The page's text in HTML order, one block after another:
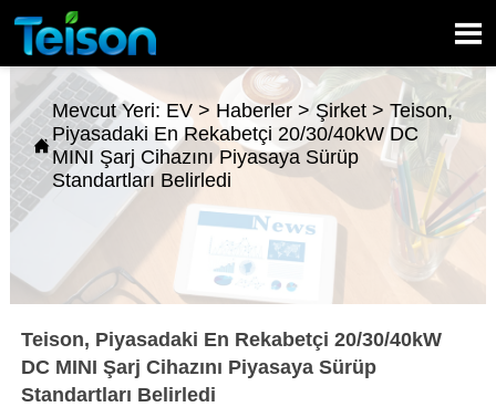


Mevcut Yeri: EV> Haberler> Şirket> Teison,
Piyasadaki En Rekabetçi 20/30/40kW DC
MINI Şarj Cihazını Piyasaya Sürüp
Standartları Belirledi
Teison, Piyasadaki En Rekabetçi 20/30/40kW
DC MINI Şarj Cihazını Piyasaya Sürüp
Standartları Belirledi